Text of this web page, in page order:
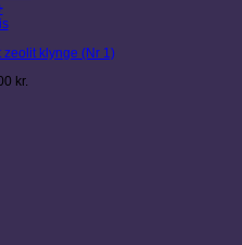
zeolit klynge (Nr 1)
kr.